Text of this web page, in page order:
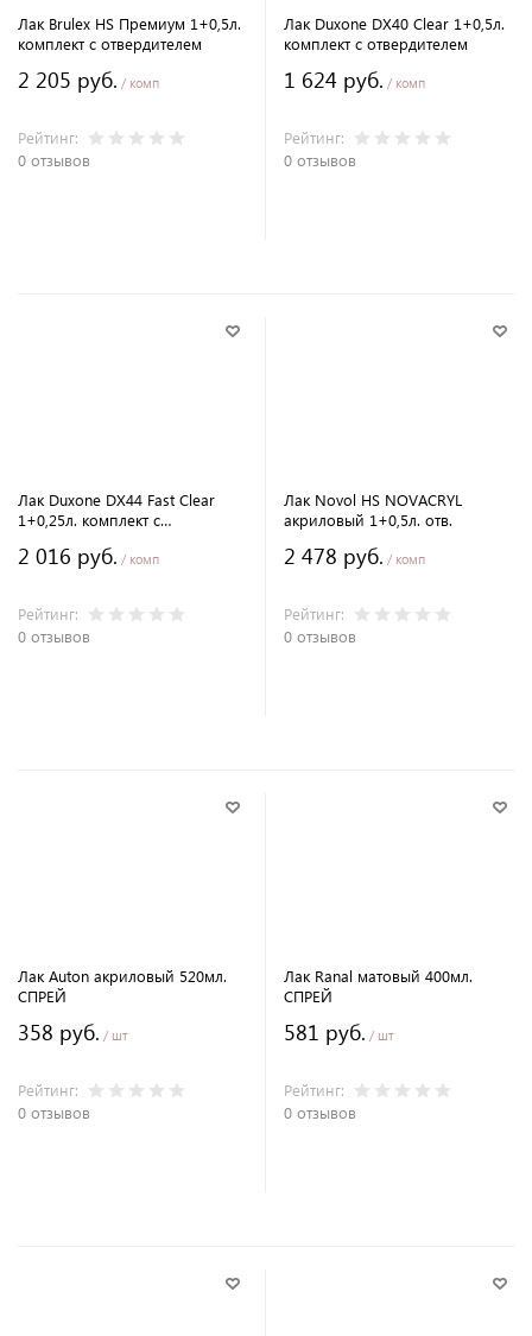
Лак Brulex HS Премиум 1+0,5л.
комплект с отвердителем
2 205 руб. / комп
Рейтинг:
0 отзывов
Лак Duxone DX40 Clear 1+0,5л.
комплект с отвердителем
1 624 руб. / комп
Рейтинг:
0 отзывов
Лак Duxone DX44 Fast Clear
1+0,25л. комплект с
2 016 руб. / комп
Рейтинг:
0 отзывов
Лак Novol HS NOVACRYL
акриловый 1+0,5л. отв.
2 478 руб. / комп
Рейтинг:
0 отзывов
Лак Auton акриловый 520мл.
СПРЕЙ
358 руб. / шт
Рейтинг:
0 отзывов
Лак Ranal матовый 400мл.
СПРЕЙ
581 руб. / шт
Рейтинг:
0 отзывов